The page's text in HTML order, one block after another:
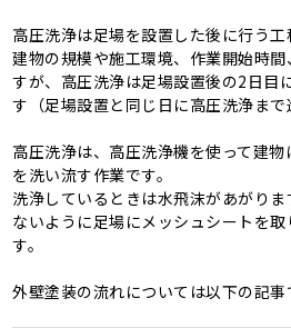
高圧洗浄は足場を設置した後に行う工
建物の規模や施工環境、作業開始時
すが、高圧洗浄は足場設置後の2日目
す（足場設置と同じ日に高圧洗浄まで
高圧洗浄は、高圧洗浄機を使って建
を洗い流す作業です。
洗浄しているときは水飛沫があがり
ないように足場にメッシュシートを
す。
外壁塗装の流れについては以下の記事